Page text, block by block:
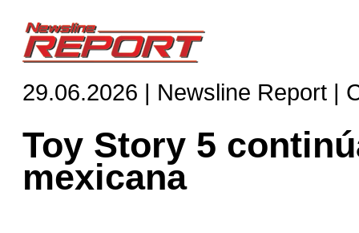
29.06.2026 | Newsline Report |
Toy Story 5
mexicana